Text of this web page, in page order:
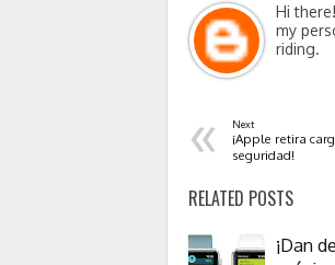
Hi
my
riding.
« Next
¡Apple retira
seguridad!
RELATED POSTS
¡Dan